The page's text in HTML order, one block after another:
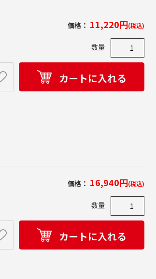
価格： 11,220円(税込)
数量
カートに入れる
価格： 16,940円(税込)
数量
カートに入れる